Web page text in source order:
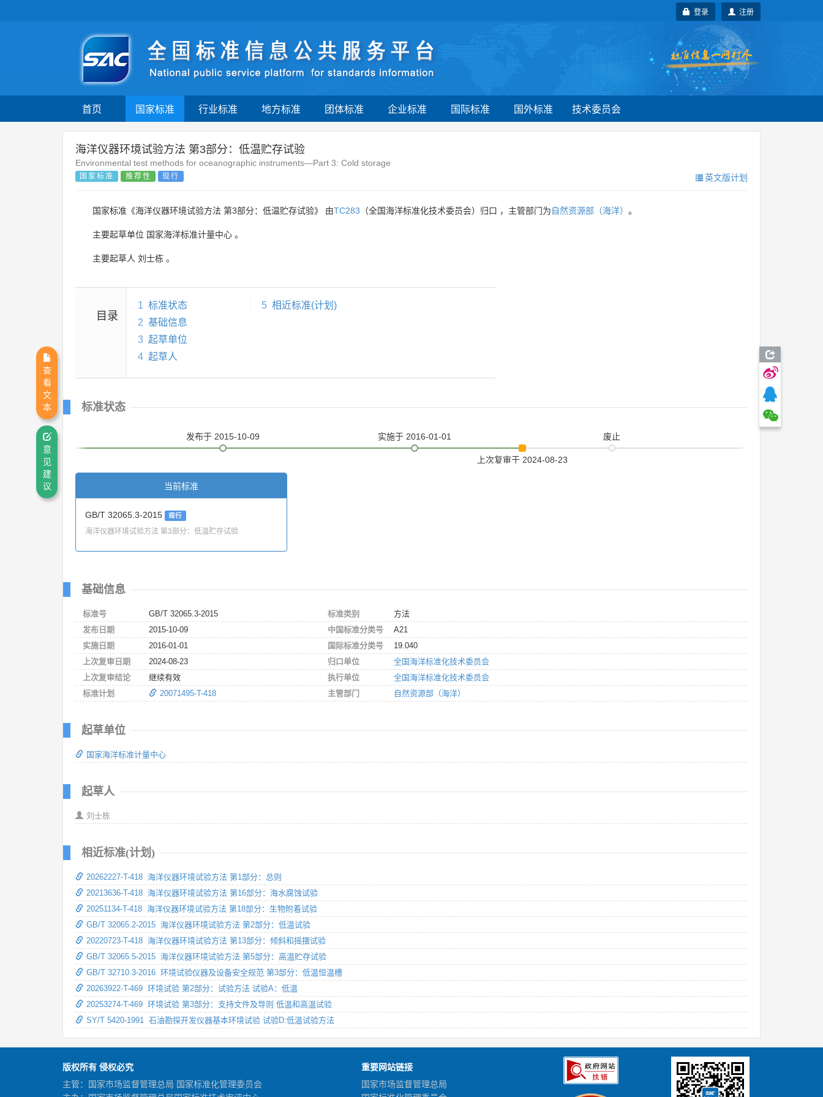
注册
登录
首页 国家标准 行业标准 地方标准 团体标准 企业标准 国际标准 国外标准 技术委员会
海洋仪器环境试验方法 第3部分：低温贮存试验
Environmental test methods for oceanographic instruments—Part 3: Cold storage
国家标准 推荐性 现行 英文版计划
国家标准《海洋仪器环境试验方法 第3部分：低温贮存试验》 由TC283 （全国海洋标准化技术委员会）归口 ，主管部门为自然资源部（海洋） 。
主要起草单位 国家海洋标准计量中心 。
主要起草人 刘士栋 。
目录
1 标准状态
2 基础信息
3 起草单位
4 起草人
5 相近标准(计划)
标准状态
发布于 2015-10-09 实施于 2016-01-01
上次复审于 2024-08-23
废止
当前标准
GB/T 32065.3-2015 现行
海洋仪器环境试验方法 第3部分：低温贮存试验
基础信息
标准号
GB/T 32065.3-2015
发布日期
2015-10-09
实施日期
2016-01-01
上次复审日期
2024-08-23
上次复审结论
继续有效
标准计划
20071495-T-418
标准类别
方法
中国标准分类号
A21
国际标准分类号
19.040
归口单位
全国海洋标准化技术委员会
执行单位
全国海洋标准化技术委员会
主管部门
自然资源部（海洋）
起草单位
国家海洋标准计量中心
起草人
刘士栋
相近标准(计划)
20262227-T-418 海洋仪器环境试验方法 第1部分：总则
20213636-T-418 海洋仪器环境试验方法 第16部分：海水腐蚀试验
20251134-T-418 海洋仪器环境试验方法 第18部分：生物附着试验
GB/T 32065.2-2015 海洋仪器环境试验方法 第2部分：低温试验
20220723-T-418 海洋仪器环境试验方法 第13部分：倾斜和摇摆试验
GB/T 32065.5-2015 海洋仪器环境试验方法 第5部分：高温贮存试验
GB/T 32710.3-2016 环境试验仪器及设备安全规范 第3部分：低温恒温槽
20263922-T-469 环境试验 第2部分：试验方法 试验A：低温
20253274-T-469 环境试验 第3部分：支持文件及导则 低温和高温试验
SY/T 5420-1991 石油勘探开发仪器基本环境试验 试验D:低温试验方法
版权所有 侵权必究
主管：国家市场监督管理总局 国家标准化管理委员会
重要网站链接
国家市场监督管理总局
查
看
文
本
意
见
建
议